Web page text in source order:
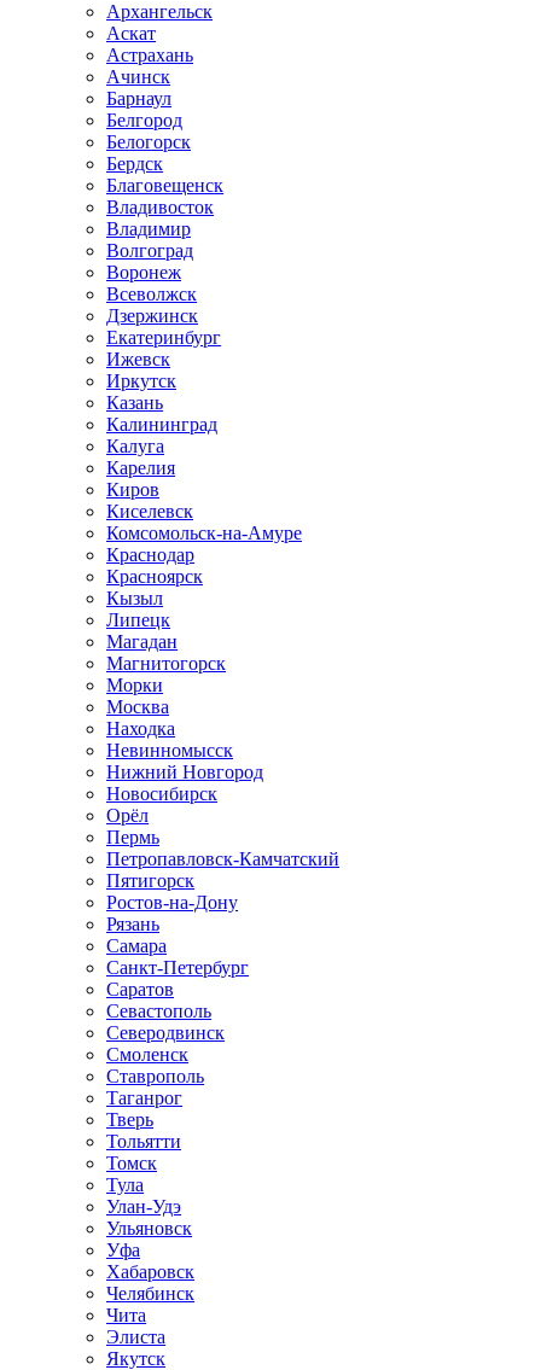
Архангельск
Аскат
Астрахань
Ачинск
Барнаул
Белгород
Белогорск
Бердск
Благовещенск
Владивосток
Владимир
Волгоград
Воронеж
Всеволжск
Дзержинск
Екатеринбург
Ижевск
Иркутск
Казань
Калининград
Калуга
Карелия
Киров
Киселевск
Комсомольск-на-Амуре
Краснодар
Красноярск
Кызыл
Липецк
Магадан
Магнитогорск
Морки
Москва
Находка
Невинномысск
Нижний Новгород
Новосибирск
Орёл
Пермь
Петропавловск-Камчатский
Пятигорск
Ростов-на-Дону
Рязань
Самара
Санкт-Петербург
Саратов
Севастополь
Северодвинск
Смоленск
Ставрополь
Таганрог
Тверь
Тольятти
Томск
Тула
Улан-Удэ
Ульяновск
Уфа
Хабаровск
Челябинск
Чита
Элиста
Якутск